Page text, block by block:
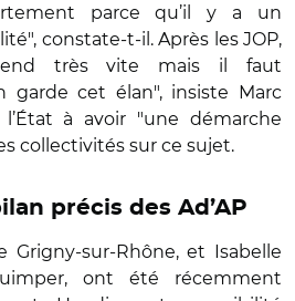
parce qu’il y a un
constate-t-il. Après les JOP,
très vite mais il faut
garde cet élan", insiste Marc
à avoir "une démarche
collectivités sur ce sujet.
précis des Ad’AP
Grigny-sur-Rhône, et Isabelle
ont été récemment